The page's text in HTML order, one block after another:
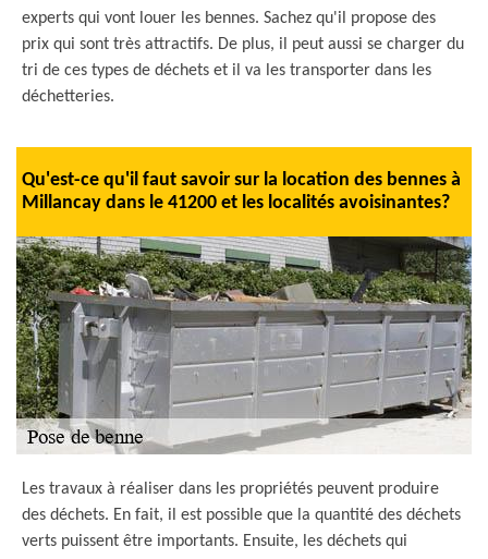
experts qui vont louer les bennes. Sachez qu'il propose des
prix qui sont très attractifs. De plus, il peut aussi se charger du
tri de ces types de déchets et il va les transporter dans les
déchetteries.
Qu'est-ce qu'il faut savoir sur la location des bennes à
Millancay dans le 41200 et les localités avoisinantes?
Les travaux à réaliser dans les propriétés peuvent produire
des déchets. En fait, il est possible que la quantité des déchets
verts puissent être importants. Ensuite, les déchets qui